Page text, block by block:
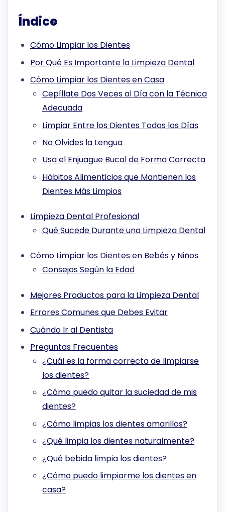
Índice
Cómo Limpiar los Dientes
Por Qué Es Importante la Limpieza Dental
Cómo Limpiar los Dientes en Casa
Cepíllate Dos Veces al Día con la Técnica
Adecuada
Limpiar Entre los Dientes Todos los Días
No Olvides la Lengua
Usa el Enjuague Bucal de Forma Correcta
Hábitos Alimenticios que Mantienen los
Dientes Más Limpios
Limpieza Dental Profesional
Qué Sucede Durante una Limpieza Dental
Cómo Limpiar los Dientes en Bebés y Niños
Consejos Según la Edad
Mejores Productos para la Limpieza Dental
Errores Comunes que Debes Evitar
Cuándo Ir al Dentista
Preguntas Frecuentes
¿Cuál es la forma correcta de limpiarse
los dientes?
¿Cómo puedo quitar la suciedad de mis
dientes?
¿Cómo limpias los dientes amarillos?
¿Qué limpia los dientes naturalmente?
¿Qué bebida limpia los dientes?
¿Cómo puedo limpiarme los dientes en
casa?